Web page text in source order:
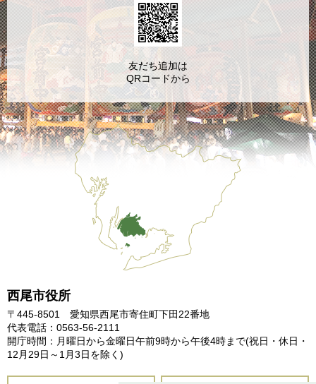
西尾市役所
〒445-8501 愛知県西尾市寄住町下田22番地
代表電話：0563-56-2111
開庁時間：月曜日から金曜日午前9時から午後4時まで(祝日・休日・
12月29日～1月3日を除く)
友だち追加は
QRコードから